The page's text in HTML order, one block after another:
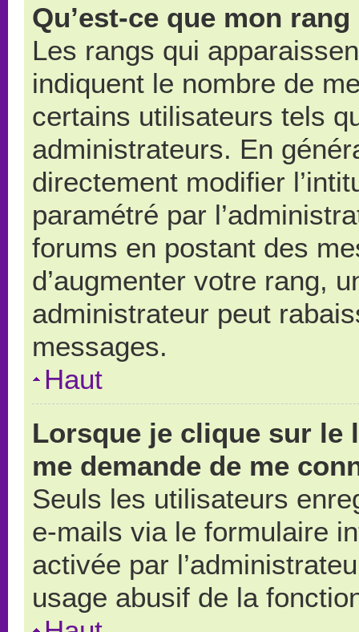
Qu’est-ce que mon
Les rangs qui
indiquent le nombre de
certains utilisateurs tels
administrateurs. En
directement modifier
paramétré par
forums en postant des
d’augmenter votre rang,
administrateur peut
messages.
Haut
Lorsque je clique sur le
me demande de me
Seuls les utilisateurs
e-mails via le formulaire
activée par
usage abusif de la